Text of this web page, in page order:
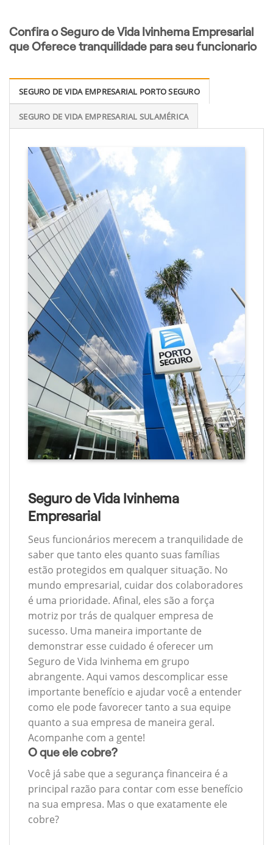
Confira o Seguro de Vida Ivinhema Empresarial
que Oferece tranquilidade para seu funcionario
SEGURO DE VIDA EMPRESARIAL PORTO SEGURO
SEGURO DE VIDA EMPRESARIAL SULAMÉRICA
Seguro de Vida Ivinhema
Empresarial
Seus funcionários merecem a tranquilidade de
saber que tanto eles quanto suas famílias
estão protegidos em qualquer situação. No
mundo empresarial, cuidar dos colaboradores
é uma prioridade. Afinal, eles são a força
motriz por trás de qualquer empresa de
sucesso. Uma maneira importante de
demonstrar esse cuidado é oferecer um
Seguro de Vida Ivinhema em grupo
abrangente. Aqui vamos descomplicar esse
importante benefício e ajudar você a entender
como ele pode favorecer tanto a sua equipe
quanto a sua empresa de maneira geral.
Acompanhe com a gente!
O que ele cobre?
Você já sabe que a segurança financeira é a
principal razão para contar com esse benefício
na sua empresa. Mas o que exatamente ele
cobre?